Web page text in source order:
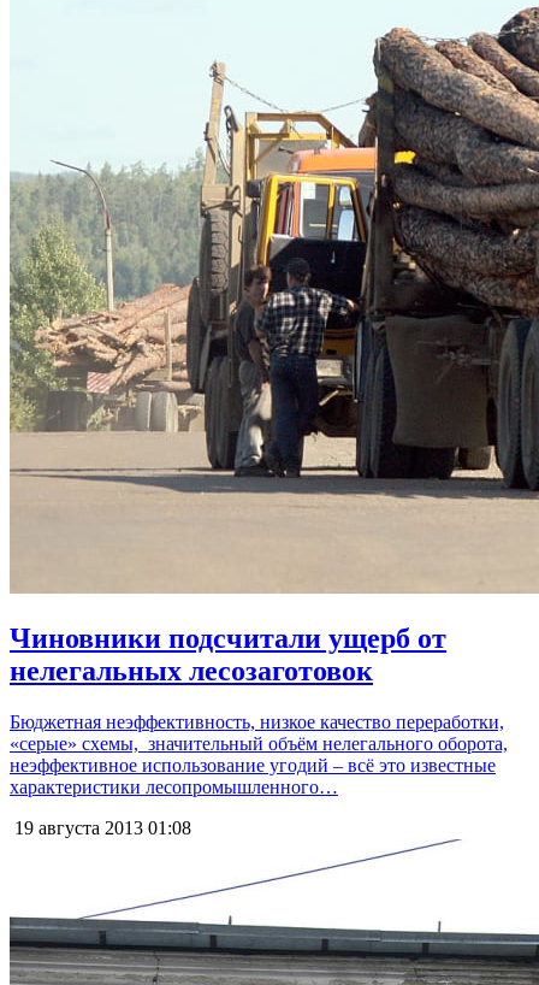
Чиновники подсчитали ущерб от
нелегальных лесозаготовок
Бюджетная неэффективность, низкое качество переработки,
«серые» схемы, значительный объём нелегального оборота,
неэффективное использование угодий – всё это известные
характеристики лесопромышленного…
19 августа 2013 01:08